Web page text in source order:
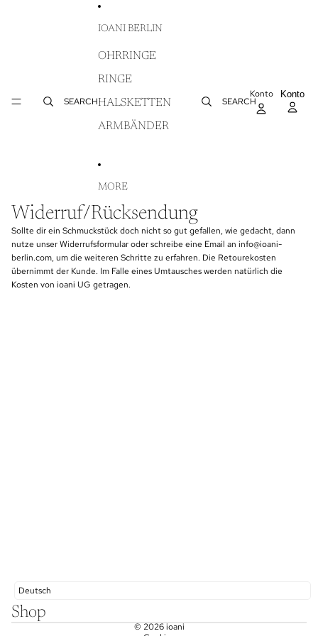
SEARCH
IOANI BERLIN
OHRRINGE
RINGE
HALSKETTEN
ARMBÄNDER
MORE
SEARCH
Konto Konto
Widerruf/Rücksendung
Sollte dir ein Schmuckstück doch nicht so gut gefallen, wie gedacht, dann
nutze unser Widerrufsformular oder schreibe eine Email an info@ioani-
berlin.com, um die weiteren Schritte zu erfahren. Die Retourekosten
übernimmt der Kunde. Im Falle eines Umtausches werden natürlich die
Kosten von ioani UG getragen.
Deutsch
Shop
© 2026ioani